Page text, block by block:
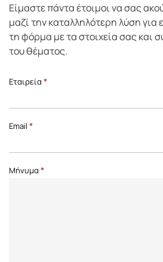
Είμαστε πάντα έτοιμοι να σας
μαζί την καταλληλότερη λύση
τη φόρμα με τα στοιχεία σας και
του θέματος.
Επικοινωνία
Page
Εταιρεία *
Email *
Μήνυμα *